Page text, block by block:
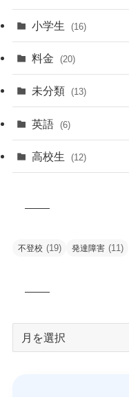
小学生 (16)
料金 (20)
未分類 (13)
英語 (6)
高校生 (12)
不登校 (19) 発達障害 (11)